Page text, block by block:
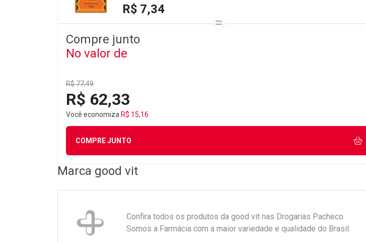
R$ 7,34
Compre junto
No valor de
R$ 77,49
R$ 62,33
Você economiza R$ 15,16
COMPRE JUNTO
Marca good vit
Confira todos os produtos da good vit nas Drogarias Pacheco.
Somos a Farmácia com a maior variedade e qualidade do Brasil.